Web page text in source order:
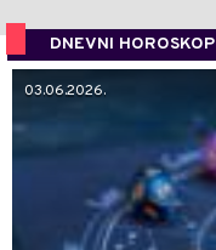
DNEVNI HOROSKOP
03.06.2026.